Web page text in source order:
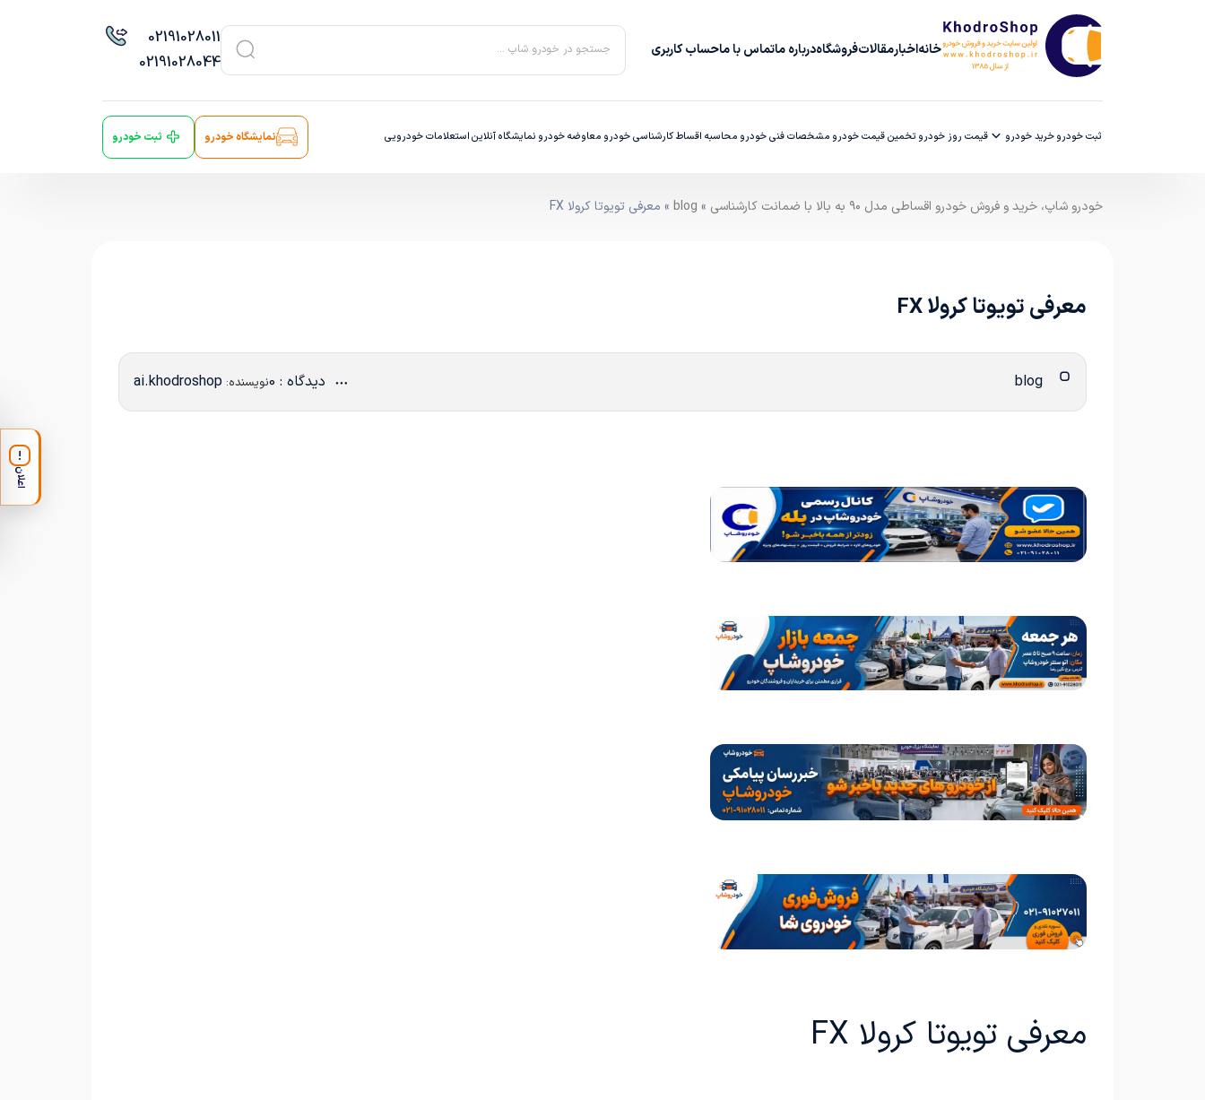
خانهاخبارمقالاتفروشگاهدرباره‌ ماتماس با ماحساب کاربری جستجو در خودرو شاپ ...
02191028011
02191028044
ثبت خودروخرید خودرو قیمت روز خودرو تخمین قیمت خودرو مشخصات فنی خودرو محاسبه اقساطکارشناسی خودرو معاوضه خودرو نمایشگاه آنلایناستعلامات خودرویی نمایشگاه خودرو ثبت خودرو
خودرو شاپ، خرید و فروش خودرو اقساطی مدل ۹۰ به بالا با ضمانت کارشناسی »
blog » معرفی تویوتا کرولا FX
معرفی تویوتا کرولا FX
دیدگاه : 0 نویسنده: ai.khodroshop
معرفی تویوتا کرولا FX
!
اعلان